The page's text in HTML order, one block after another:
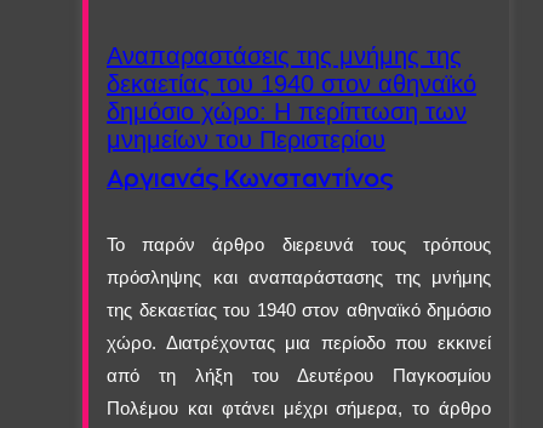
Αναπαραστάσεις της μνήμης της
δεκαετίας του 1940 στον αθηναϊκό
δημόσιο χώρο: Η περίπτωση των
μνημείων του Περιστερίου
Αργιανάς Κωνσταντίνος
Το παρόν άρθρο διερευνά τους τρόπους
πρόσληψης και αναπαράστασης της μνήμης
της δεκαετίας του 1940 στον αθηναϊκό δημόσιο
χώρο. Διατρέχοντας μια περίοδο που εκκινεί
από τη λήξη του Δευτέρου Παγκοσμίου
Πολέμου και φτάνει μέχρι σήμερα, το άρθρο